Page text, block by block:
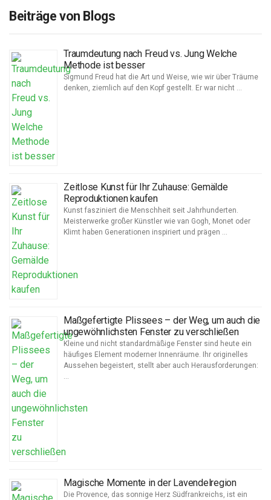
Beiträge von Blogs
Traumdeutung nach Freud vs. Jung Welche
Methode ist besser
Sigmund Freud hat die Art und Weise, wie wir über Träume
denken, ziemlich auf den Kopf gestellt. Er war nicht …
Zeitlose Kunst für Ihr Zuhause: Gemälde
Reproduktionen kaufen
Kunst fasziniert die Menschheit seit Jahrhunderten.
Meisterwerke großer Künstler wie van Gogh, Monet oder
Klimt haben Generationen inspiriert und prägen …
Maßgefertigte Plissees – der Weg, um auch die
ungewöhnlichsten Fenster zu verschließen
Kleine und nicht standardmäßige Fenster sind heute ein
häufiges Element moderner Innenräume. Ihr originelles
Aussehen begeistert, stellt aber auch Herausforderungen:
Magische Momente in der Lavendelregion
Die Provence, das sonnige Herz Südfrankreichs, ist ein